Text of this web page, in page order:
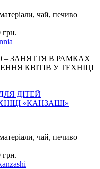
чай, печиво
грн.
– ЗАНЯТТЯ В РАМКАХ
КВІТІВ У ТЕХНІЦІ
чай, печиво
грн.